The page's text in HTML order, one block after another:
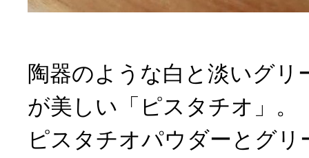
陶器のような白と淡いグリ
が美しい「ピスタチオ」。
ピスタチオパウダーとグ